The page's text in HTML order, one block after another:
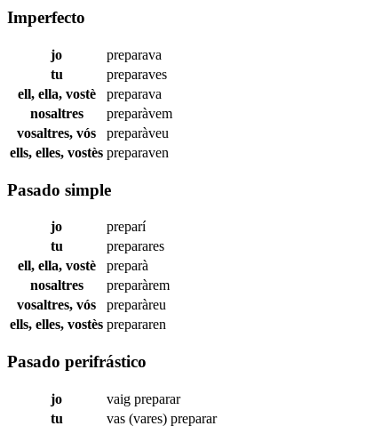
Imperfecto
jo
preparava
tu
preparaves
ell, ella, vostè
preparava
nosaltres
preparàvem
vosaltres, vós
preparàveu
ells, elles, vostès preparaven
Pasado simple
jo
preparí
tu
preparares
ell, ella, vostè
preparà
nosaltres
preparàrem
vosaltres, vós
preparàreu
ells, elles, vostès prepararen
Pasado perifrástico
jo vaig preparar
tu
vas (vares) preparar